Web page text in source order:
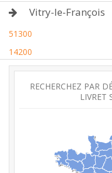
Vitry-le-François
51300
14200
RECHERCHEZ PAR
LIVRET